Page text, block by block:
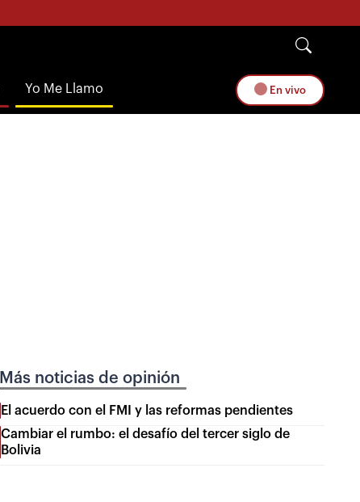
Yo Me Llamo En vivo
Más noticias de opinión
El acuerdo con el FMI y las reformas pendientes
Cambiar el rumbo: el desafío del tercer siglo de
Bolivia